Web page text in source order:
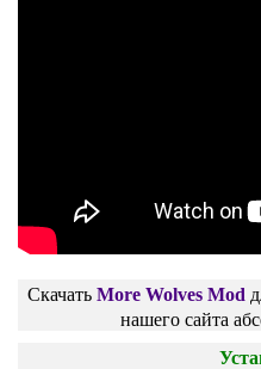
Скачать More Wolves Mod
нашего сайта